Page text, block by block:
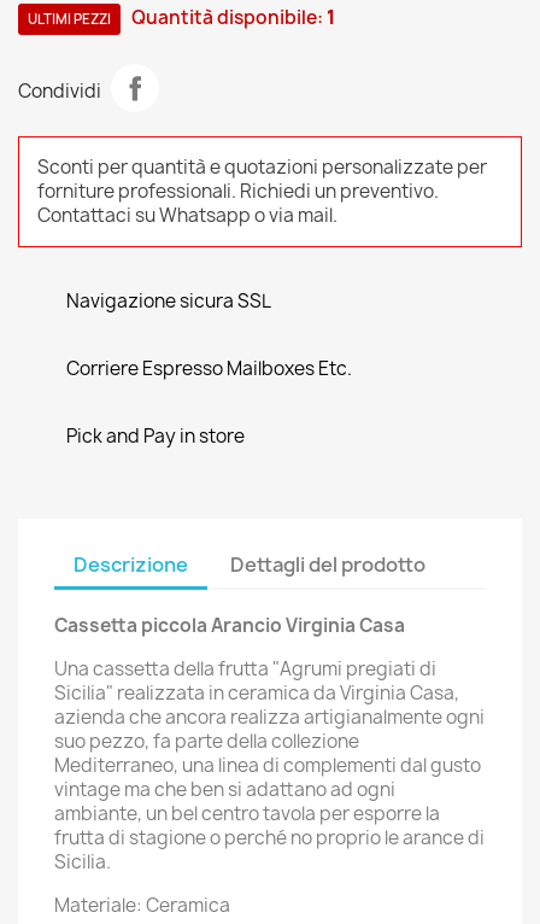
ULTIMI PEZZI Quantità disponibile: 1
Condividi
Sconti per quantità e quotazioni personalizzate per
forniture professionali. Richiedi un preventivo.
Contattaci su Whatsapp o via mail.
Navigazione sicura SSL
Corriere Espresso Mailboxes Etc.
Pick and Pay in store
Descrizione Dettagli del prodotto
Cassetta piccola Arancio Virginia Casa
Una cassetta della frutta "Agrumi pregiati di
Sicilia" realizzata in ceramica da Virginia Casa,
azienda che ancora realizza artigianalmente ogni
suo pezzo, fa parte della collezione
Mediterraneo, una linea di complementi dal gusto
vintage ma che ben si adattano ad ogni
ambiante, un bel centro tavola per esporre la
frutta di stagione o perché no proprio le arance di
Sicilia.
Materiale: Ceramica